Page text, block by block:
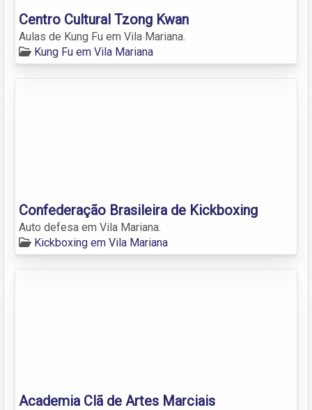
Centro Cultural Tzong Kwan
Aulas de Kung Fu em Vila Mariana.
Kung Fu em Vila Mariana
Confederação Brasileira de Kickboxing
Auto defesa em Vila Mariana.
Kickboxing em Vila Mariana
Academia Clã de Artes Marciais